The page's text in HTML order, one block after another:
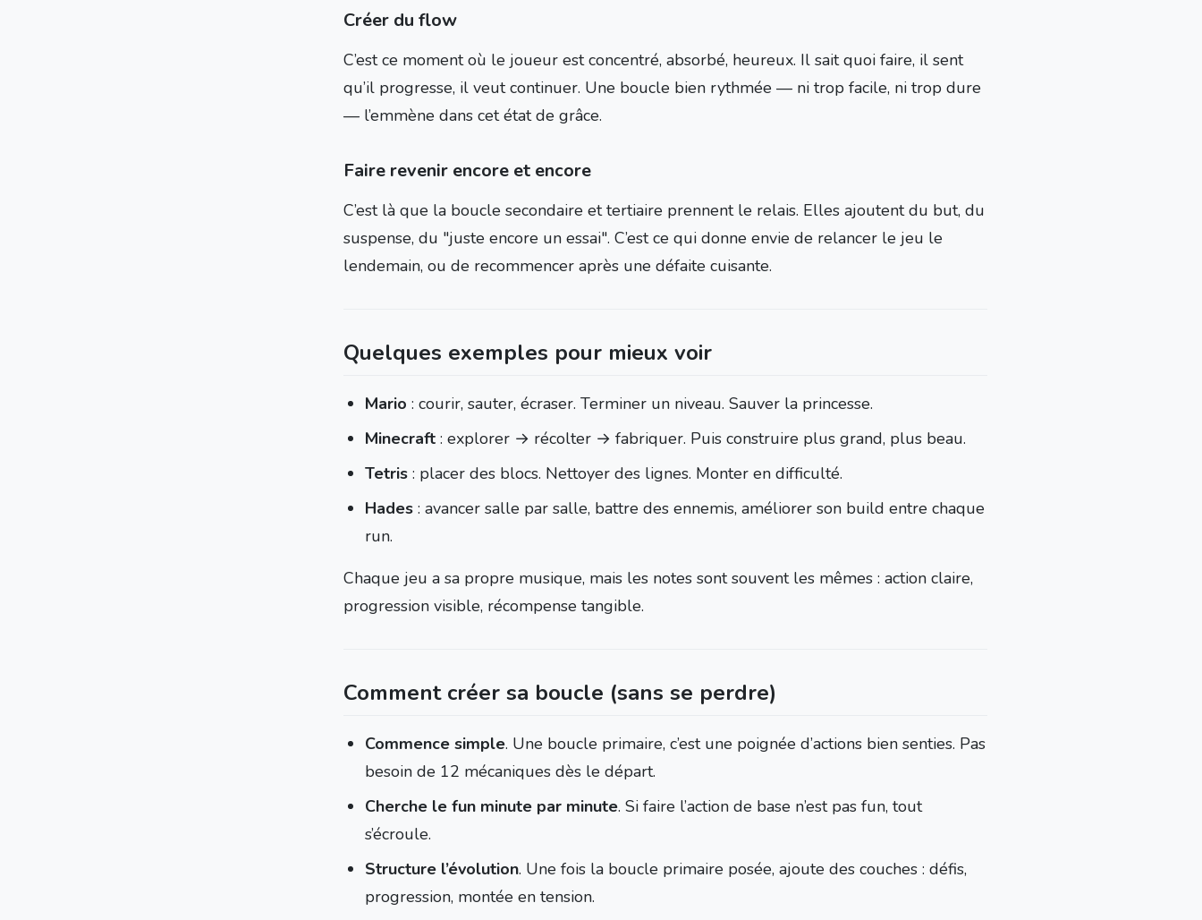
Créer du flow
C’est ce moment où le joueur est concentré, absorbé, heureux. Il sait quoi faire, il sent
qu’il progresse, il veut continuer. Une boucle bien rythmée — ni trop facile, ni trop dure
— l’emmène dans cet état de grâce.
Faire revenir encore et encore
C’est là que la boucle secondaire et tertiaire prennent le relais. Elles ajoutent du but, du
suspense, du "juste encore un essai". C’est ce qui donne envie de relancer le jeu le
lendemain, ou de recommencer après une défaite cuisante.
Quelques exemples pour mieux voir
Mario : courir, sauter, écraser. Terminer un niveau. Sauver la princesse.
Minecraft: explorer → récolter → fabriquer. Puis construire plus grand, plus beau.
Tetris: placer des blocs. Nettoyer des lignes. Monter en difficulté.
Hades: avancer salle par salle, battre des ennemis, améliorer son build entre chaque
run.
Chaque jeu a sa propre musique, mais les notes sont souvent les mêmes : action claire,
progression visible, récompense tangible.
Comment créer sa boucle (sans se perdre)
Commence simple. Une boucle primaire, c’est une poignée d’actions bien senties. Pas
besoin de 12 mécaniques dès le départ.
Cherche le fun minute par minute. Si faire l’action de base n’est pas fun, tout
s’écroule.
Structure l’évolution. Une fois la boucle primaire posée, ajoute des couches : défis,
progression, montée en tension.